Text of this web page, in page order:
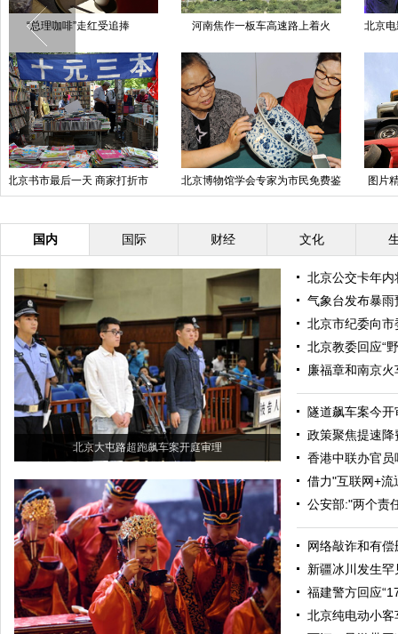
阿里巴巴办全球女性大会 马云现
上海迪士尼旗舰店开门迎客
高清组图：陕南偏远山区孩子不一
样的毕业照
国内 国际 财经 文化
北京大屯路超跑飙车案开庭审理
北京公交卡年
气象台发布暴
北京市纪委向
北京教委回应“
廉福章和南京
隧道飙车案今
政策聚焦提速
香港中联办官
借力"互联网+流
公安部:"两个责
网络敲诈和有
新疆冰川发生
福建警方回应
北京纯电动小